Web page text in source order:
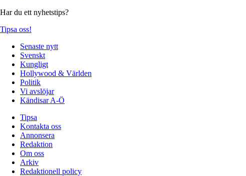
Har du ett nyhetstips?
Tipsa oss!
Senaste nytt
Svenskt
Kungligt
Hollywood & Världen
Politik
Vi avslöjar
Kändisar A-Ö
Tipsa
Kontakta oss
Annonsera
Redaktion
Om oss
Arkiv
Redaktionell policy